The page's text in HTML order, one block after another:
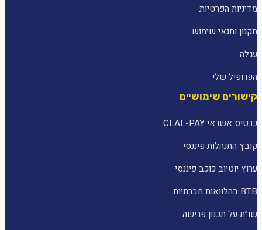
מדיניות הפרטיות
תקנון ותנאי שימוש
עגלה
הפרופיל שלי
קישורים שימושיים
כרטיס אשראי CLAL-PAY
קובץ התנהלות פיננסי
ערוץ יוטיוב כוכב פיננסי
BTB בהלוואות חברתיות
שו״ת על תכנון פרישה